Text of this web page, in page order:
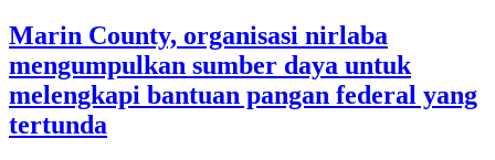
Marin County, organisasi nirlaba
mengumpulkan sumber daya untuk
melengkapi bantuan pangan federal yang
tertunda